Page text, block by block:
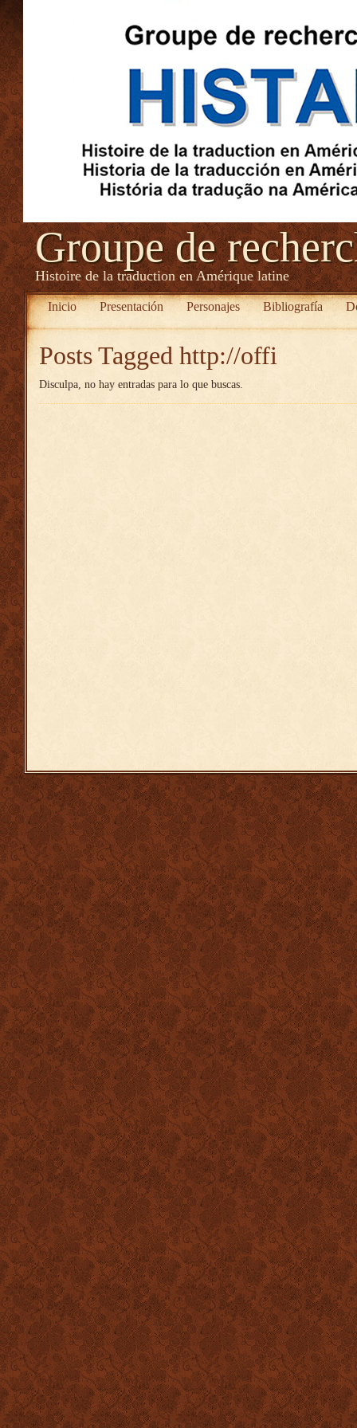
Groupe de
Histoire de la traduction en Amérique latine
Inicio Presentación Personajes Bibliografía
Posts Tagged http://offi
Disculpa, no hay entradas para lo que buscas.